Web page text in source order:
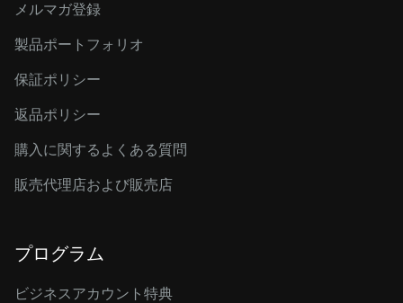
メルマガ登録
製品ポートフォリオ
保証ポリシー
返品ポリシー
購入に関するよくある質問
販売代理店および販売店
プログラム
ビジネスアカウント特典